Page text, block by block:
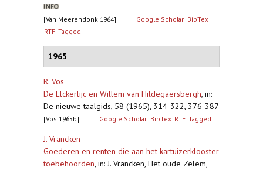
[Van Meerendonk 1964] Google Scholar BibTex
RTF Tagged
1965
R. Vos
De Elckerlijc en Willem van Hildegaersbergh, in:
De nieuwe taalgids, 58 (1965), 314-322, 376-387
[Vos 1965b] Google Scholar BibTex RTF Tagged
J. Vrancken
Goederen en renten die aan het kartuizerklooster
toebehoorden, in: J. Vrancken, Het oude Zelem,